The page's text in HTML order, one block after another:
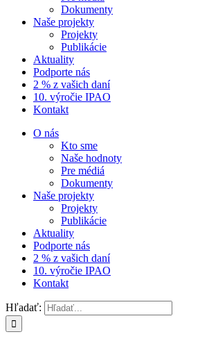
Dokumenty
Naše projekty
Projekty
Publikácie
Aktuality
Podporte nás
2 % z vašich daní
10. výročie IPAO
Kontakt
O nás
Kto sme
Naše hodnoty
Pre médiá
Dokumenty
Naše projekty
Projekty
Publikácie
Aktuality
Podporte nás
2 % z vašich daní
10. výročie IPAO
Kontakt
Hľadať: